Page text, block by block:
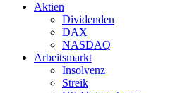
Aktien
Dividenden
DAX
NASDAQ
Arbeitsmarkt
Insolvenz
Streik